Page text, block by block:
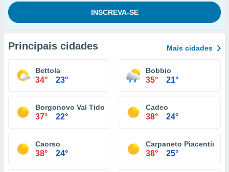
Principais cidades Mais cidades
Bettola
34° 23°
Bobbio
35° 21°
Borgonovo Val Tidone
37° 22°
Cadeo
38° 24°
Caorso
38° 24°
Carpaneto Piacentino
38° 25°